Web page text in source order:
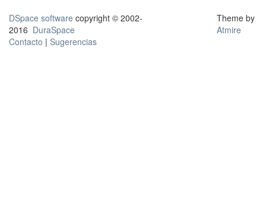
DSpace software copyright © 2002-
2016 DuraSpace
Contacto | Sugerencias
Theme by
Atmire